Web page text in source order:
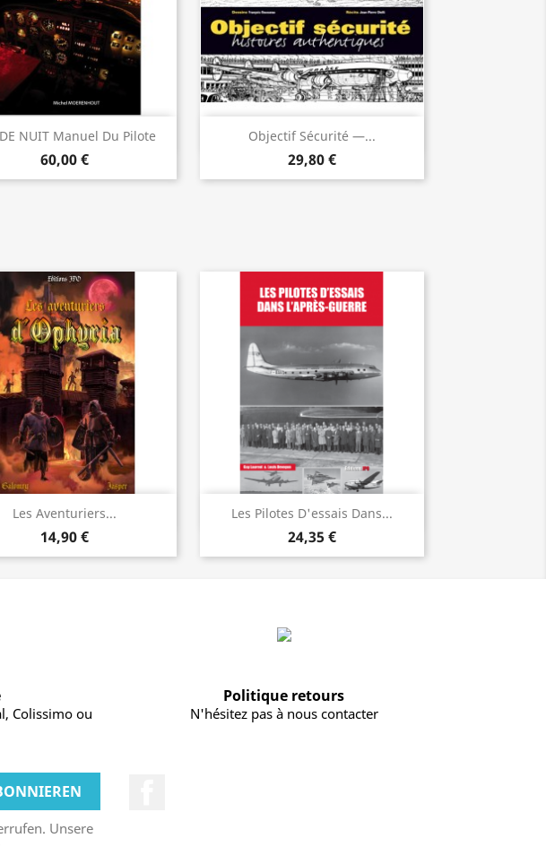
NUIT Manuel Du Pilote
60,00 €
Vorschau Objectif Sécurité —...
29,80 €
Vorschau
Les Aventuriers...
14,90 €
Vorschau Les Pilotes D'essais Dans...
24,35 €
Vorschau
Colissimo ou
Politique retours
N'hésitez pas à nous contacter
Unsere